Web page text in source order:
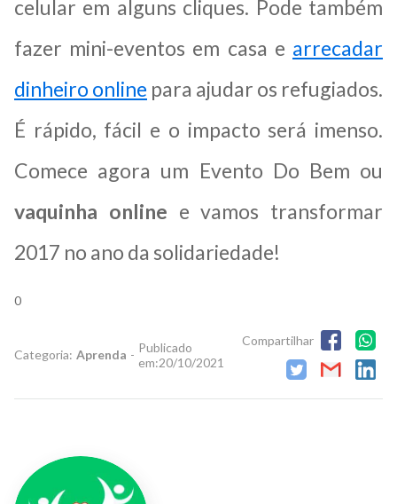
celular em alguns cliques. Pode também
fazer mini-eventos em casa e arrecadar
dinheiro online para ajudar os refugiados.
É rápido, fácil e o impacto será imenso.
Comece agora um Evento Do Bem ou
vaquinha online e vamos transformar
2017 no ano da solidariedade!
0
Categoria: Aprenda - Publicado
em:20/10/2021
Compartilhar